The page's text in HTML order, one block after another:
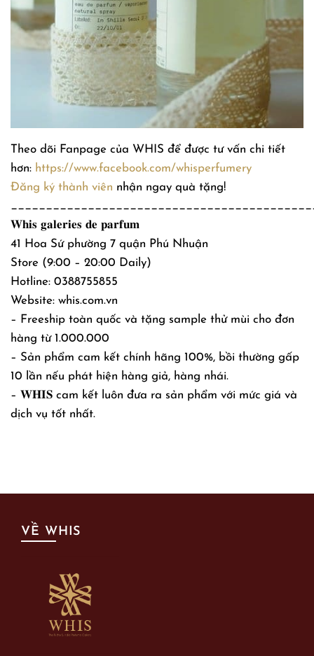
Theo dõi Fanpage của WHIS để được tư vấn chi tiết
hơn: https://www.facebook.com/whisperfumery
Đăng ký thành viên nhận ngay quà tặng!
𝐖𝐡𝐢𝐬 𝐠𝐚𝐥𝐞𝐫𝐢𝐞𝐬 𝐝𝐞 𝐩𝐚𝐫𝐟𝐮𝐦
41 Hoa Sứ phường 7 quận Phú Nhuận
Store (9:00 – 20:00 Daily)
Hotline: 0388755855
Website: whis.com.vn
– Freeship toàn quốc và tặng sample thử mùi cho đơn
hàng từ 1.000.000
– Sản phẩm cam kết chính hãng 100%, bồi thường gấp
10 lần nếu phát hiện hàng giả, hàng nhái.
– 𝐖𝐇𝐈𝐒 cam kết luôn đưa ra sản phẩm với mức giá và
dịch vụ tốt nhất.
VỀ WHIS